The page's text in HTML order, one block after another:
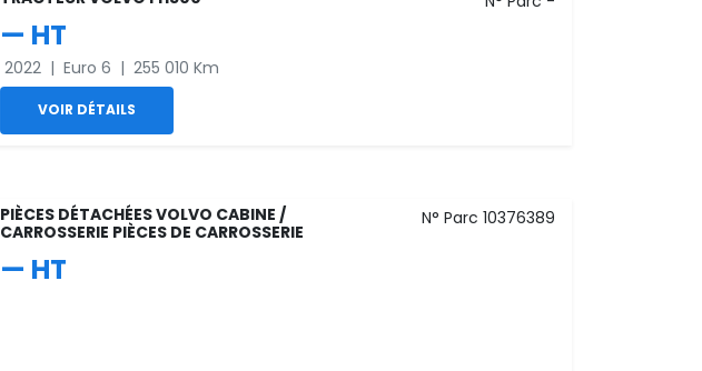
— HT
2022 Euro 6 255 010 Km
VOIR DÉTAILS
PIÈCES DÉTACHÉES VOLVO CABINE /
CARROSSERIE PIÈCES DE CARROSSERIE
N° Parc 10376389
— HT